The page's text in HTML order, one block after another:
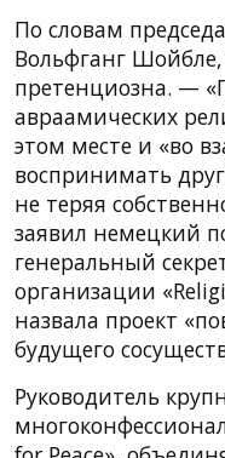
По словам
Вольфганг Шойбле,
претенциозна. —
авраамических
этом месте и «во
воспринимать
не теряя
заявил немецкий
генеральный
организации
назвала проект
будущего
Руководитель